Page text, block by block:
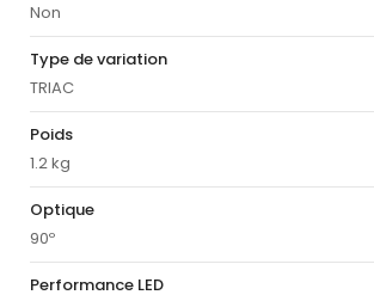
Non
Type de variation
TRIAC
Poids
1.2 kg
Optique
90º
Performance LED